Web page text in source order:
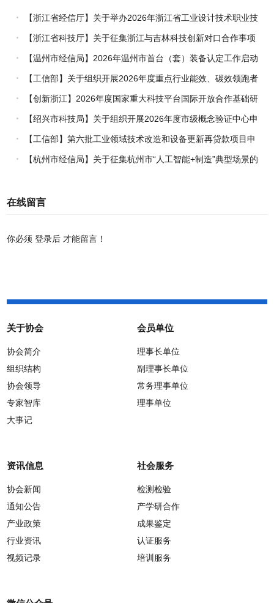
【浙江省经信厅】关于举办2026年浙江省工业设计技术职业技
能竞赛的通知
【浙江省科技厅】关于征集浙江与吉林科技创新对口合作事项
的通知【温州市经信局】2026年温州市首台（套）装备认定工作启动
【工信部】关于组织开展2026年度重点行业能效、碳效领跑者
企业推荐工作的通知
【创新浙江】2026年度国家重大科技平台国际开放合作基础研
究专项（试点）项目指南
【绍兴市科技局】关于组织开展2026年度市级概念验证中心申
报工作的通知
【工信部】第六批工业领域技术改造和设备更新再贷款项目申
报工作启动
【杭州市经信局】关于征集杭州市“人工智能+制造”典型场景的
在线留言
你必须登录后 才能留言！
关于协会
协会简介
组织结构
协会领导
专家智库
大事记
会员单位
理事长单位
副理事长单位
常务理事单位
理事单位
资讯信息
协会新闻
通知公告
产业政策
行业资讯
视频记录
社会服务
检测检验
产学研合作
成果鉴定
认证服务
培训服务